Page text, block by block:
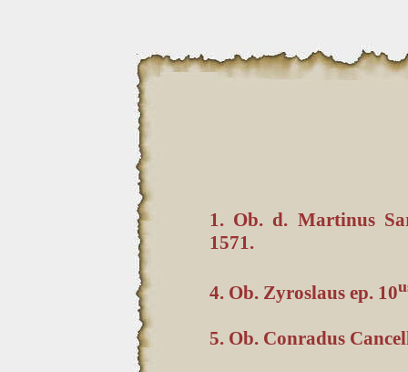
1. Ob. d. Martinus
1571.
4. Ob. Zyroslaus ep. 10
5. Ob. Conradus